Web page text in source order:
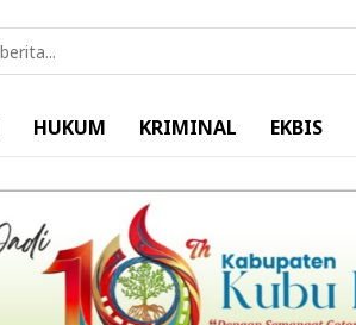
HUKUM KRIMINAL EKBIS